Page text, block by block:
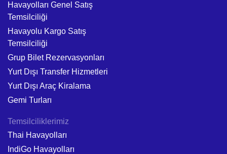
Havayolları Genel Satış
Temsilciliği
Havayolu Kargo Satış
Temsilciliği
Grup Bilet Rezervasyonları
Yurt Dışı Transfer Hizmetleri
Yurt Dışı Araç Kiralama
Gemi Turları
Temsilciliklerimiz
Thai Havayolları
IndiGo Havayolları